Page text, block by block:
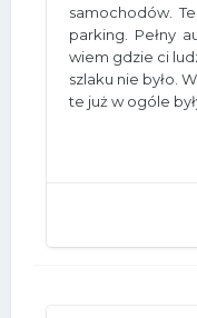
samochodów.
parking. Pełny
wiem gdzie ci
szlaku nie było.
te już w ogóle